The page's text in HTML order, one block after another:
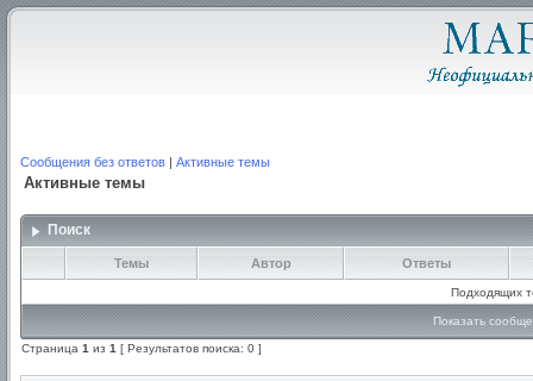
Сообщения без ответов | Активные темы
Активные темы
Поиск
Темы Автор Ответы
Подходящих
Показать
Страница 1 из 1 [ Результатов поиска: 0 ]